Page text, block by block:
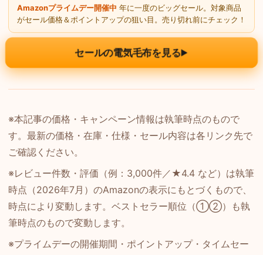
Amazonプライムデー開催中 年に一度のビッグセール。対象商品
がセール価格＆ポイントアップの狙い目。売り切れ前にチェック！
セールの電気毛布を見る▶
※本記事の価格・キャンペーン情報は執筆時点のもので
す。最新の価格・在庫・仕様・セール内容は各リンク先で
ご確認ください。
※レビュー件数・評価（例：3,000件／★4.4 など）は執筆
時点（2026年7月）のAmazonの表示にもとづくもので、
時点により変動します。ベストセラー順位（①②）も執
筆時点のもので変動します。
※プライムデーの開催期間・ポイントアップ・タイムセー